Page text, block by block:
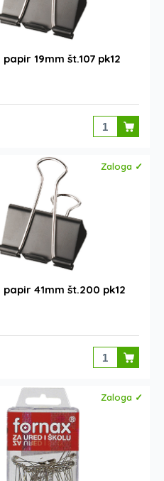
19mm št.107 pk12
Zaloga ✓
papir 41mm št.200 pk12
Zaloga ✓